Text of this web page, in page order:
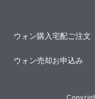
ウォン購入宅配ご注文
ウォン売却お申込み